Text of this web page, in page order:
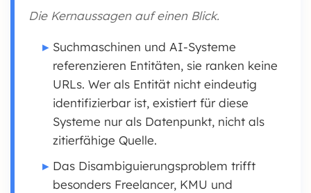
Die Kernaussagen auf einen Blick.
Suchmaschinen und AI-Systeme
referenzieren Entitäten, sie ranken keine
URLs. Wer als Entität nicht eindeutig
identifizierbar ist, existiert für diese
Systeme nur als Datenpunkt, nicht als
zitierfähige Quelle.
Das Disambiguierungsproblem trifft
besonders Freelancer, KMU und